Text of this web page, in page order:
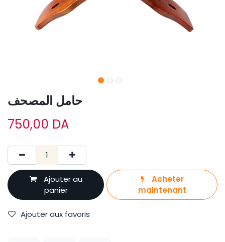
حامل المصحف
750,00 DA
Ajouter au
panier
Acheter
maintenant
Ajouter aux favoris